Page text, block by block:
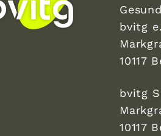
bvitg
10117
bvitg
10117